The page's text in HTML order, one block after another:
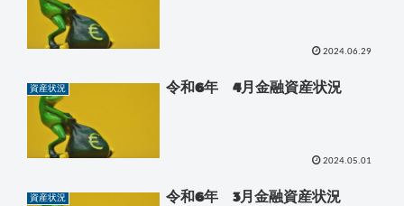
2024.06.29
資産状況 令和6年 4月金融資産状況
2024.05.01
資産状況 令和6年 3月金融資産状況